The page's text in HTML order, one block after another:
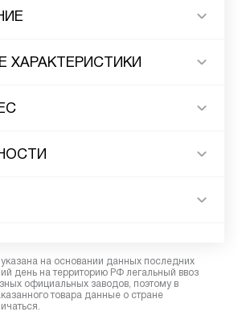
ХАРАКТЕРИСТИКИ
на основании данных последних
день на территорию РФ легальный ввоз
официальных заводов, поэтому в
товара данные о стране